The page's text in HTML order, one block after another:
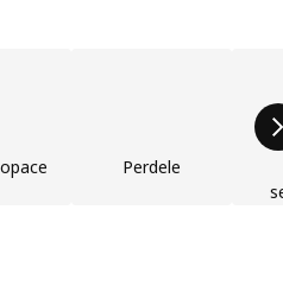
Perdele